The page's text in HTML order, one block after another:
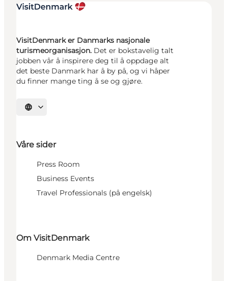
VisitDenmark er Danmarks nasjonale
turismeorganisasjon. Det er bokstavelig talt
jobben vår å inspirere deg til å oppdage alt
det beste Danmark har å by på, og vi håper
du finner mange ting å se og gjøre.
Velg språk
Våre sider
Press Room
Business Events
Travel Professionals (på engelsk)
Om VisitDenmark
Denmark Media Centre